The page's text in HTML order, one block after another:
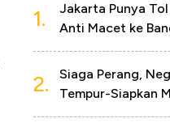
1.
Jakarta Punya
Anti Macet ke
2.
Siaga Perang,
Tempur-Siapkan